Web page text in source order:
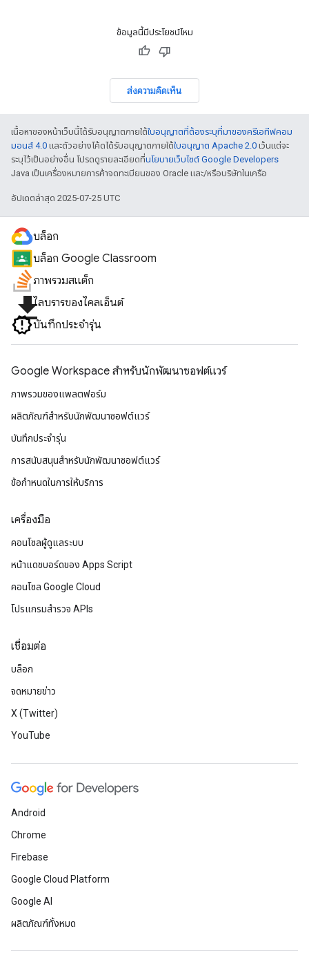
ข้อมูลนี้มีประโยชน์ไหม
ส่งความคิดเห็น
เนื้อหาของหน้าเว็บนี้ได้รับอนุญาตภายใต้ใบอนุญาตที่ต้องระบุที่มาของครีเอทีฟคอม
มอนส์ 4.0 และตัวอย่างโค้ดได้รับอนุญาตภายใต้ใบอนุญาต Apache 2.0 เว้นแต่จะ
ระบุไว้เป็นอย่างอื่น โปรดดูรายละเอียดที่นโยบายเว็บไซต์ Google Developers
Java เป็นเครื่องหมายการค้าจดทะเบียนของ Oracle และ/หรือบริษัทในเครือ
อัปเดตล่าสุด 2025-07-25 UTC
บล็อก
บล็อก Google Classroom
ภาพรวมสแต็ก
file_downloadไลบรารีของไคลเอ็นต์
บันทึกประจำรุ่น
Google Workspace สําหรับนักพัฒนาซอฟต์แวร์
ภาพรวมของแพลตฟอร์ม
ผลิตภัณฑ์สําหรับนักพัฒนาซอฟต์แวร์
บันทึกประจำรุ่น
การสนับสนุนสำหรับนักพัฒนาซอฟต์แวร์
ข้อกำหนดในการให้บริการ
เครื่องมือ
คอนโซลผู้ดูแลระบบ
หน้าแดชบอร์ดของ Apps Script
คอนโซล Google Cloud
โปรแกรมสำรวจ APIs
เชื่อมต่อ
บล็อก
จดหมายข่าว
X (Twitter)
YouTube
Android
Chrome
Firebase
Google Cloud Platform
Google AI
ผลิตภัณฑ์ทั้งหมด